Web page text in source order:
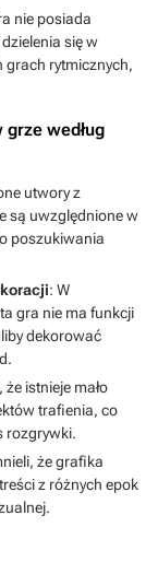
nie posiada
się w
grach rytmicznych,
według
utwory z
są uwzględnione w
poszukiwania
: W
gra nie ma funkcji
dekorować
istnieje mało
trafienia, co
rozgrywki.
że grafika
z różnych epok